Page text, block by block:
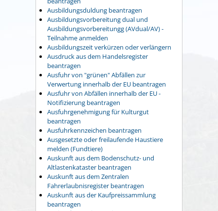
Ausbildungsduldung beantragen
Ausbildungsvorbereitung dual und
Ausbildungsvorbereitungg (AVdual/AV) -
Teilnahme anmelden
Ausbildungszeit verkürzen oder verlängern
Ausdruck aus dem Handelsregister
beantragen
Ausfuhr von "grünen" Abfällen zur
Verwertung innerhalb der EU beantragen
Ausfuhr von Abfällen innerhalb der EU -
Notifizierung beantragen
Ausfuhrgenehmigung für Kulturgut
beantragen
Ausfuhrkennzeichen beantragen
Ausgesetzte oder freilaufende Haustiere
melden (Fundtiere)
Auskunft aus dem Bodenschutz- und
Altlastenkataster beantragen
Auskunft aus dem Zentralen
Fahrerlaubnisregister beantragen
Auskunft aus der Kaufpreissammlung
beantragen